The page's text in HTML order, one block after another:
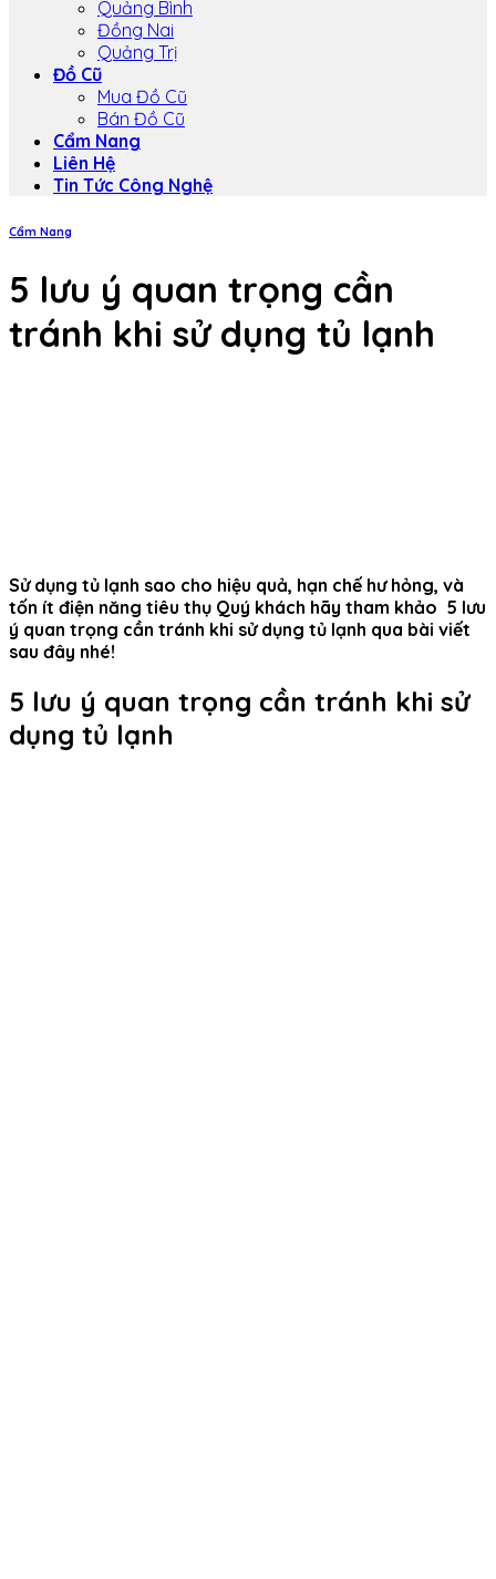
Quảng Bình
Đồng Nai
Quảng Trị
Đồ Cũ
Mua Đồ Cũ
Bán Đồ Cũ
Cẩm Nang
Liên Hệ
Tin Tức Công Nghệ
Cẩm Nang
5 lưu ý quan trọng cần
tránh khi sử dụng tủ lạnh
Sử dụng tủ lạnh sao cho hiệu quả, hạn chế hư hỏng, và
tốn ít điện năng tiêu thụ Quý khách hãy tham khảo 5 lưu
ý quan trọng cần tránh khi sử dụng tủ lạnh qua bài viết
sau đây nhé!
5 lưu ý quan trọng cần tránh khi sử
dụng tủ lạnh